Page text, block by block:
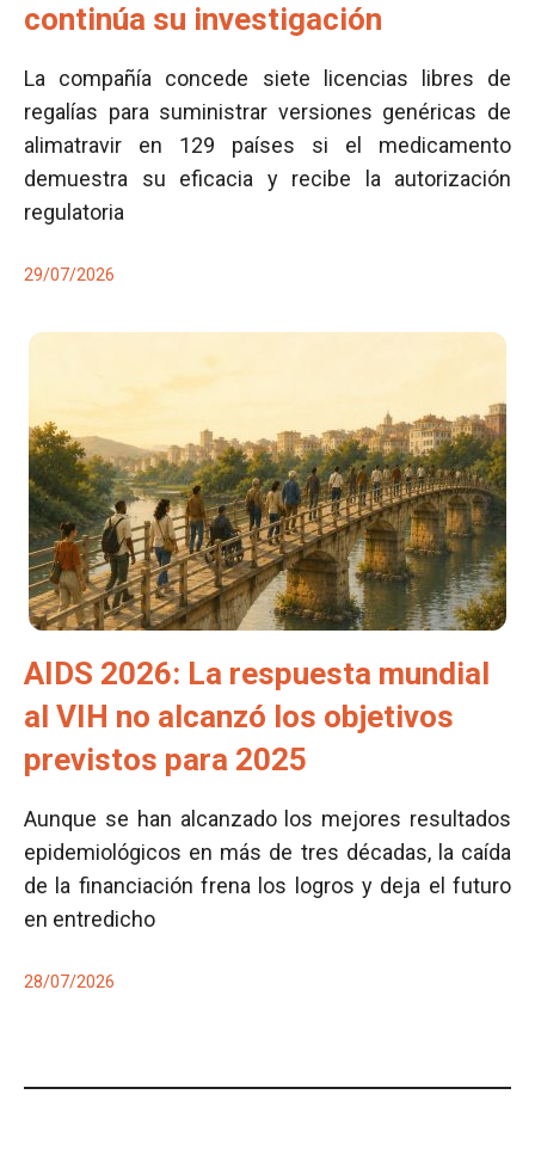
continúa su investigación
La compañía concede siete licencias libres de
regalías para suministrar versiones genéricas de
alimatravir en 129 países si el medicamento
demuestra su eficacia y recibe la autorización
regulatoria
29/07/2026
AIDS 2026: La respuesta mundial
al VIH no alcanzó los objetivos
previstos para 2025
Aunque se han alcanzado los mejores resultados
epidemiológicos en más de tres décadas, la caída
de la financiación frena los logros y deja el futuro
en entredicho
28/07/2026